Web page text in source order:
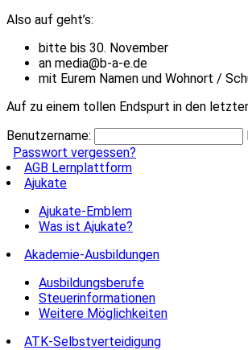
Also auf geht’s:
bitte bis 30. November
an media@b-a-e.de
mit Eurem Namen und Wohnort /
Auf zu einem tollen Endspurt in den
Benutzername:
Passwort vergessen?
AGB Lernplattform
Ajukate
Ajukate-Emblem
Was ist Ajukate?
Akademie-Ausbildungen
Ausbildungsberufe
Steuerinformationen
Weitere Möglichkeiten
ATK-Selbstverteidigung